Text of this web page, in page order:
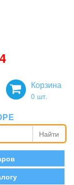
Корзина
0 шт.
Найти